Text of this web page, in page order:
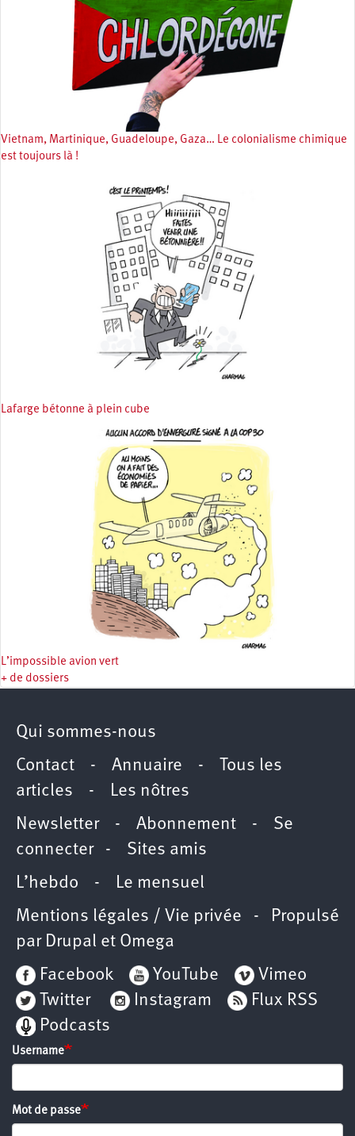
Vietnam, Martinique, Guadeloupe, Gaza… Le colonialisme chimique
est toujours là !
Lafarge bétonne à plein cube
L’impossible avion vert
+ de dossiers
Qui sommes-nous
Contact - Annuaire -
Tous les
articles - Les nôtres
Newsletter- Abonnement - Se
connecter- Sites amis
L’hebdo - Le mensuel
Mentions légales / Vie privée - Propulsé
par Drupal et Omega
Facebook
YouTube
Vimeo
Twitter
Instagram
Flux RSS
Podcasts
Username
Mot de passe